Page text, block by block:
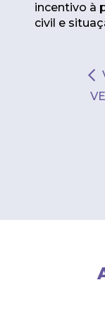
incentivo à
civil e